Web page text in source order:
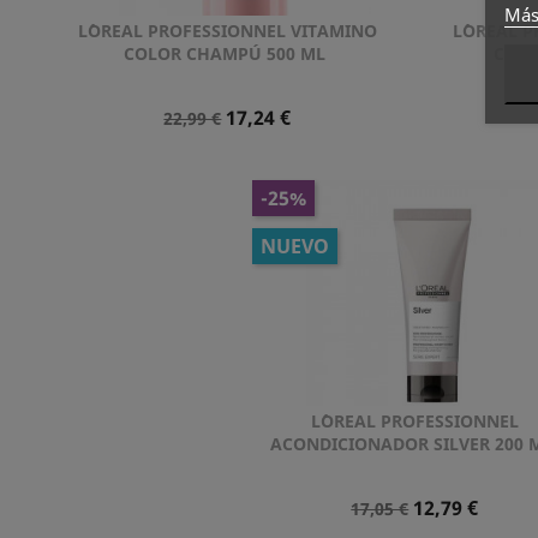
L´OREAL PROFESSIONNEL VITAMINO
COLOR CHAMPÚ 500 ML
Precio
22,99 € Precio
17,24 €
Vista rápida
L´OREAL
L´OREAL PROFESSIONNEL
ACONDICIONADOR SILVER 200
Precio
17,05 € Precio
12,79 €
-25%
NUEVO
Vista rápida